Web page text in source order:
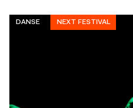
DANSE NEXT FESTIVAL